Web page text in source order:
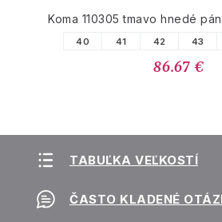
Koma 110305 tmavo hnedé
40 41 42 43
86.67 €
TABUĽKA VEĽKOSTÍ
ČASTO KLADENÉ